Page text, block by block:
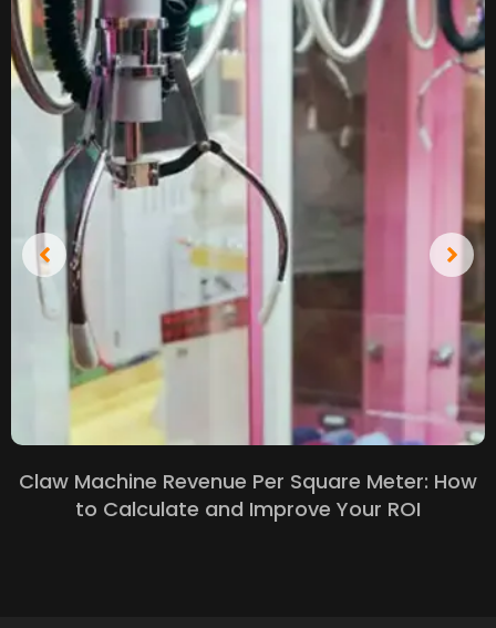
Claw Machine Revenue Per Square Meter: How
to Calculate and Improve Your ROI